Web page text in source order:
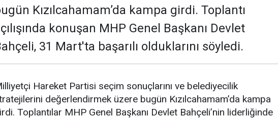
Kızılcahamam’da kampa girdi. Toplantı
konuşan MHP Genel Başkanı Devlet
31 Mart'ta başarılı olduklarını söyledi.
Hareket Partisi seçim sonuçlarını ve belediyecilik
değerlendirmek üzere bugün Kızılcahamam’da kampa
Toplantılar MHP Genel Başkanı Devlet Bahçeli’nin liderliğinde